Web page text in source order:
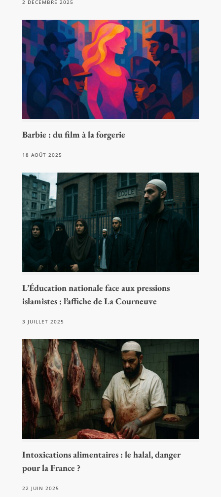
2 DÉCEMBRE 2025
Barbie : du film à la forgerie
18 AOÛT 2025
L’Éducation nationale face aux pressions
islamistes : l’affiche de La Courneuve
3 JUILLET 2025
Intoxications alimentaires : le halal, danger
pour la France ?
22 JUIN 2025